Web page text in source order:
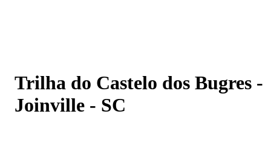
Trilha do Castelo dos Bugres -
Joinville - SC